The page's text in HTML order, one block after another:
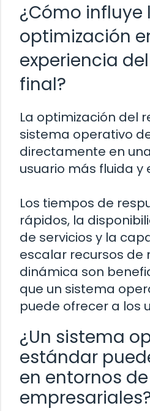
¿Cómo influye
optimización
experiencia
final?
La optimización del
sistema operativo
directamente en
usuario más fluida y
Los tiempos de
rápidos, la
de servicios y la
escalar recursos de
dinámica son
que un sistema
puede ofrecer a los
¿Un sistema
estándar
en entornos